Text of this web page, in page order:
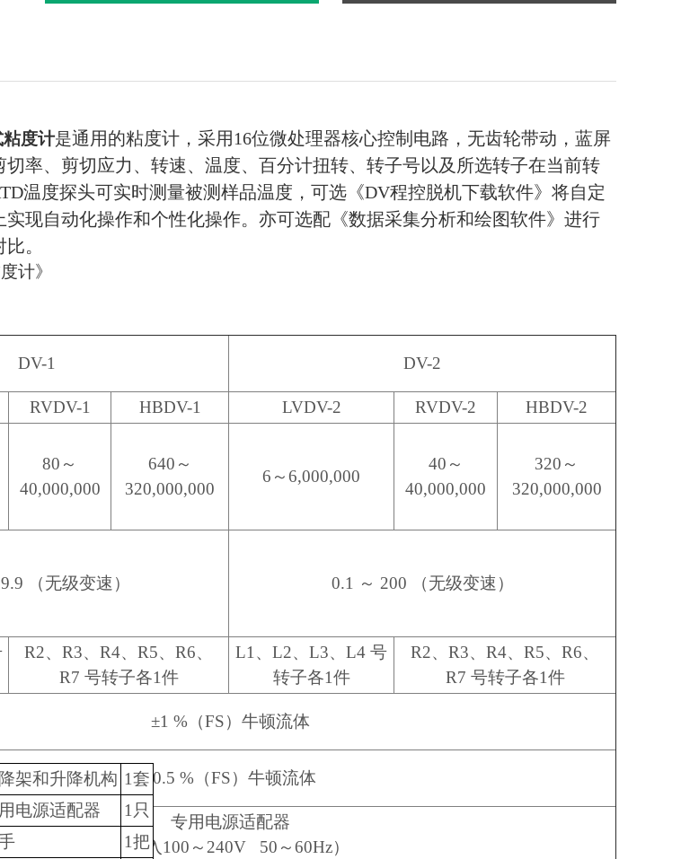
度计是通用的粘度计，采用16位微处理器核心控制电路，无齿轮带动，蓝屏
率、剪切应力、转速、温度、百分计扭转、转子号以及所选转子在当前转
温度探头可实时测量被测样品温度，可选《DV程控脱机下载软件》将自定
实现自动化操作和个性化操作。亦可选配《数据采集分析和绘图软件》进行
。
计》
DV-1 DV-2
RVDV-1 HBDV-1 LVDV-2 RVDV-2
HBDV-2
80～
40,000,000
640～
320,000,000
6～6,000,000
40～
40,000,000
320～
320,000,000
（无级变速） 0.1 ～ 200 （无级变速）
R2、R3、R4、R5、R6、
R7 号转子各1件
L1、L2、L3、L4 号
转子各1件
R2、R3、R4、R5、R6、
R7 号转子各1件
±1 %（FS）牛顿流体
±0.5 %（FS）牛顿流体
专用电源适配器
（输入100～240V 50～60Hz）
架和升降机构 1套
电源适配器
1只
1把